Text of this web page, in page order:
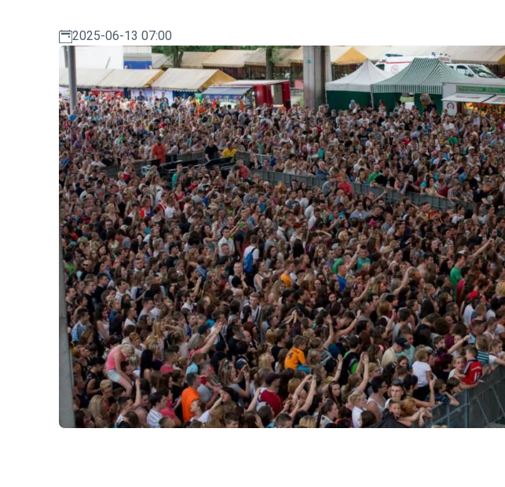
2025-06-13 07:00